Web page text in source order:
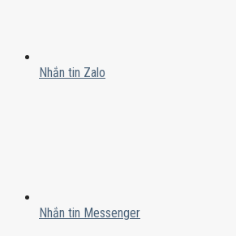
Nhắn tin Zalo
Nhắn tin Messenger